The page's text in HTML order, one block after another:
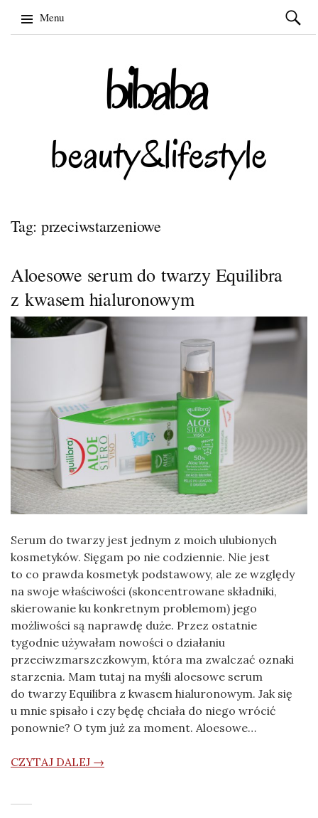
Menu
Szukaj:
Tag: przeciwstarzeniowe
Aloesowe serum do twarzy Equilibra
z kwasem hialuronowym
Serum do twarzy jest jednym z moich ulubionych
kosmetyków. Sięgam po nie codziennie. Nie jest
to co prawda kosmetyk podstawowy, ale ze względy
na swoje właściwości (skoncentrowane składniki,
skierowanie ku konkretnym problemom) jego
możliwości są naprawdę duże. Przez ostatnie
tygodnie używałam nowości o działaniu
przeciwzmarszczkowym, która ma zwalczać oznaki
starzenia. Mam tutaj na myśli aloesowe serum
do twarzy Equilibra z kwasem hialuronowym. Jak się
u mnie spisało i czy będę chciała do niego wrócić
ponownie? O tym już za moment. Aloesowe…
CZYTAJ DALEJ →